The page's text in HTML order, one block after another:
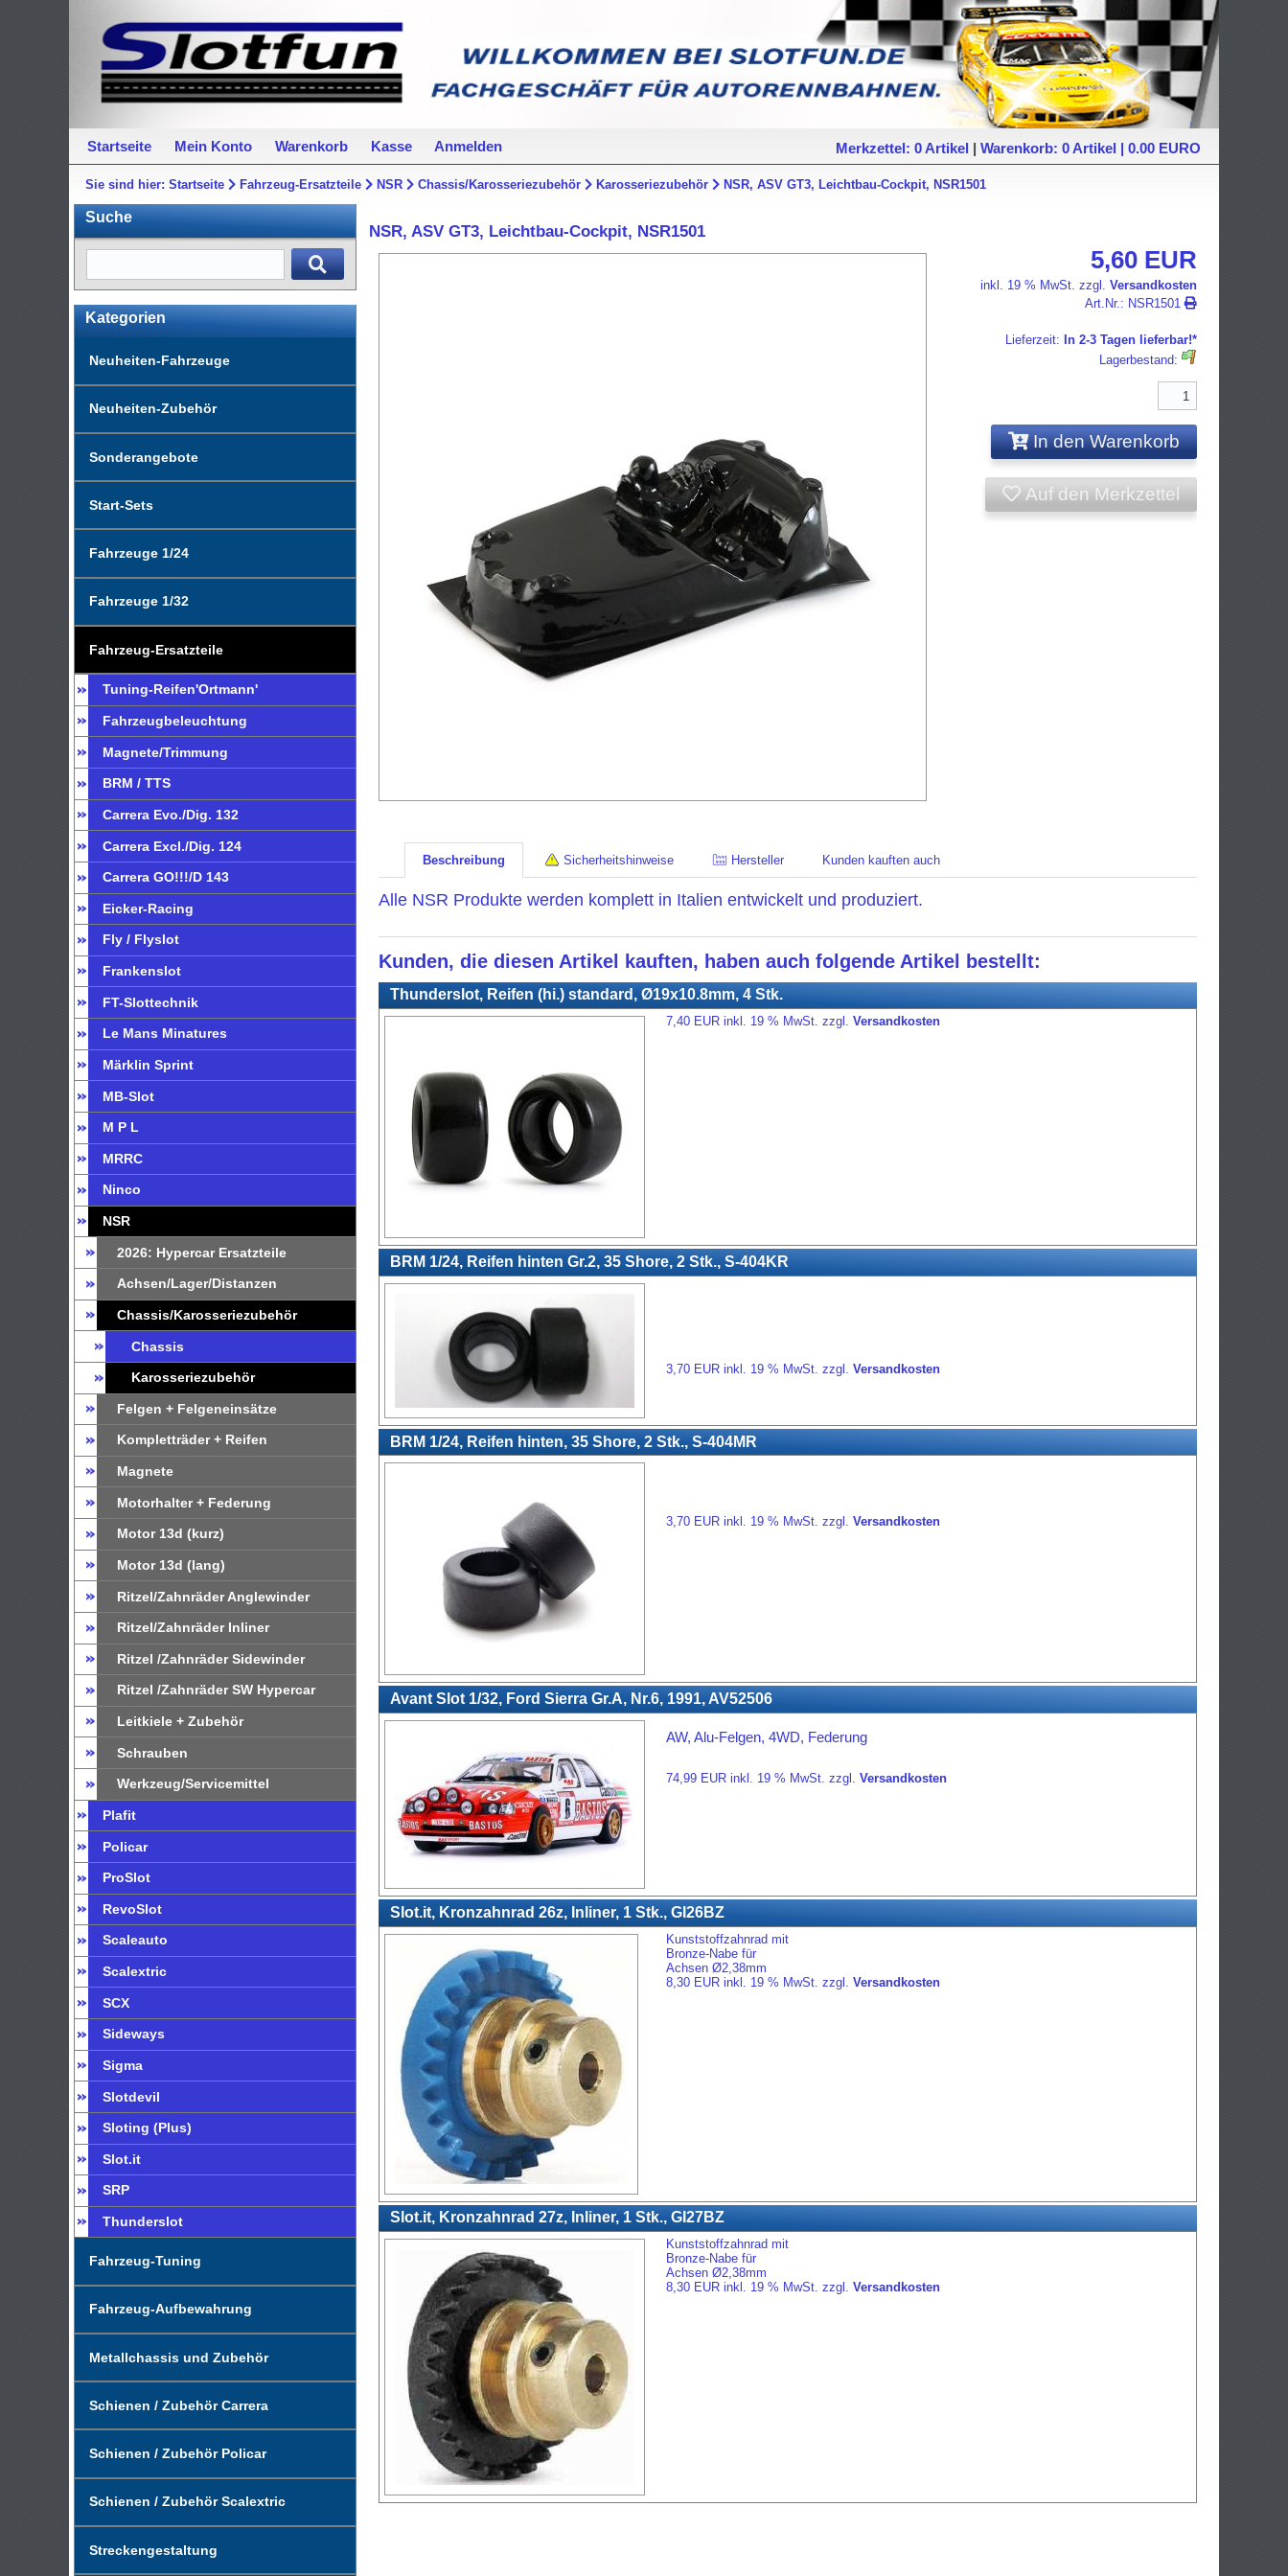
Startseite Mein Konto Warenkorb Kasse Anmelden Merkzettel: 0 Artikel | Warenkorb: 0 Artikel | 0.00 EURO
Sie sind hier:Startseite Fahrzeug-Ersatzteile NSR Chassis/Karosseriezubehör Karosseriezubehör NSR, ASV GT3, Leichtbau-Cockpit, NSR1501
Suche
Kategorien
Neuheiten-Fahrzeuge
Neuheiten-Zubehör
Sonderangebote
Start-Sets
Fahrzeuge 1/24
Fahrzeuge 1/32
Fahrzeug-Ersatzteile
Tuning-Reifen'Ortmann'
Fahrzeugbeleuchtung
Magnete/Trimmung
BRM / TTS
Carrera Evo./Dig. 132
Carrera Excl./Dig. 124
Carrera GO!!!/D 143
Eicker-Racing
Fly / Flyslot
Frankenslot
FT-Slottechnik
Le Mans Minatures
Märklin Sprint
MB-Slot
M P L
MRRC
Ninco
NSR
2026: Hypercar Ersatzteile
Achsen/Lager/Distanzen
Chassis/Karosseriezubehör
Chassis
Karosseriezubehör
Felgen + Felgeneinsätze
Kompletträder + Reifen
Magnete
Motorhalter + Federung
Motor 13d (kurz)
Motor 13d (lang)
Ritzel/Zahnräder Anglewinder
Ritzel/Zahnräder Inliner
Ritzel /Zahnräder Sidewinder
Ritzel /Zahnräder SW Hypercar
Leitkiele + Zubehör
Schrauben
Werkzeug/Servicemittel
Plafit
Policar
ProSlot
RevoSlot
Scaleauto
Scalextric
SCX
Sideways
Sigma
Slotdevil
Sloting (Plus)
Slot.it
SRP
Thunderslot
Fahrzeug-Tuning
Fahrzeug-Aufbewahrung
Metallchassis und Zubehör
Schienen / Zubehör Carrera
Schienen / Zubehör Policar
Schienen / Zubehör Scalextric
Streckengestaltung
NSR, ASV GT3, Leichtbau-Cockpit, NSR1501
5,60 EUR
inkl. 19 % MwSt. zzgl. Versandkosten
Art.Nr.: NSR1501
Lieferzeit: In 2-3 Tagen lieferbar!*
Lagerbestand:
In den Warenkorb
Auf den Merkzettel
Beschreibung Sicherheitshinweise Hersteller Kunden kauften auch
Alle NSR Produkte werden komplett in Italien entwickelt und produziert.
Kunden, die diesen Artikel kauften, haben auch folgende Artikel bestellt:
Thunderslot, Reifen (hi.) standard, Ø19x10.8mm, 4 Stk.
7,40 EUR inkl. 19 % MwSt. zzgl.Versandkosten
BRM 1/24, Reifen hinten Gr.2, 35 Shore, 2 Stk., S-404KR
3,70 EUR inkl. 19 % MwSt. zzgl.Versandkosten
BRM 1/24, Reifen hinten, 35 Shore, 2 Stk., S-404MR
3,70 EUR inkl. 19 % MwSt. zzgl.Versandkosten
Avant Slot 1/32, Ford Sierra Gr.A, Nr.6, 1991, AV52506
AW, Alu-Felgen, 4WD, Federung
74,99 EUR inkl. 19 % MwSt. zzgl.Versandkosten
Slot.it, Kronzahnrad 26z, Inliner, 1 Stk., GI26BZ
Kunststoffzahnrad mit
Bronze-Nabe für
Achsen Ø2,38mm
8,30 EUR inkl. 19 % MwSt. zzgl.Versandkosten
Slot.it, Kronzahnrad 27z, Inliner, 1 Stk., GI27BZ
Kunststoffzahnrad mit
Bronze-Nabe für
Achsen Ø2,38mm
8,30 EUR inkl. 19 % MwSt. zzgl.Versandkosten